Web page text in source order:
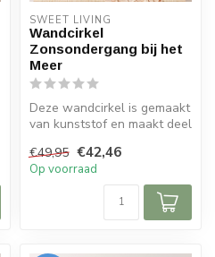
SWEET LIVING
Wandcirkel
Zonsondergang bij het
Meer
Deze wandcirkel is gemaakt
van kunststof en maakt deel
€49,95 €42,46
Op voorraad